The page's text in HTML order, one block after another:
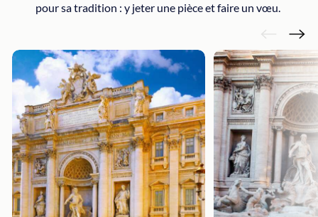
pour sa tradition : y jeter une pièce et faire un vœu.